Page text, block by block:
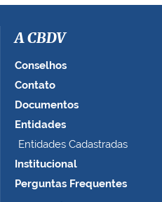
A CBDV
Conselhos
Contato
Documentos
Entidades
Entidades Cadastradas
Institucional
Perguntas Frequentes